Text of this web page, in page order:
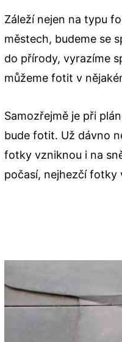
Záleží nejen na typu
městech, budeme se
do přírody, vyrazíme
můžeme fotit v
Samozřejmě je při
bude fotit. Už dávno
fotky vzniknou i na
počasí, nejhezčí fotky